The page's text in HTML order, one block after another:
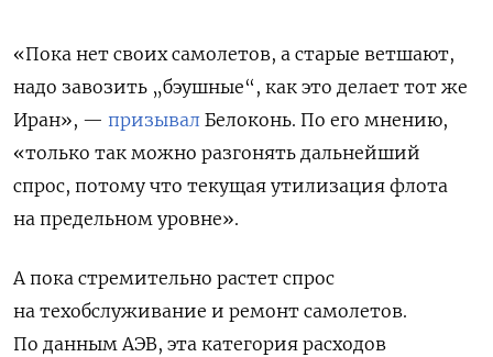
«Пока нет своих самолетов, а старые ветшают,
надо завозить „бэушные“, как это делает тот же
Иран», — призывал Белоконь. По его мнению,
«только так можно разгонять дальнейший
спрос, потому что текущая утилизация флота
на предельном уровне».
А пока стремительно растет спрос
на техобслуживание и ремонт самолетов.
По данным АЭВ, эта категория расходов